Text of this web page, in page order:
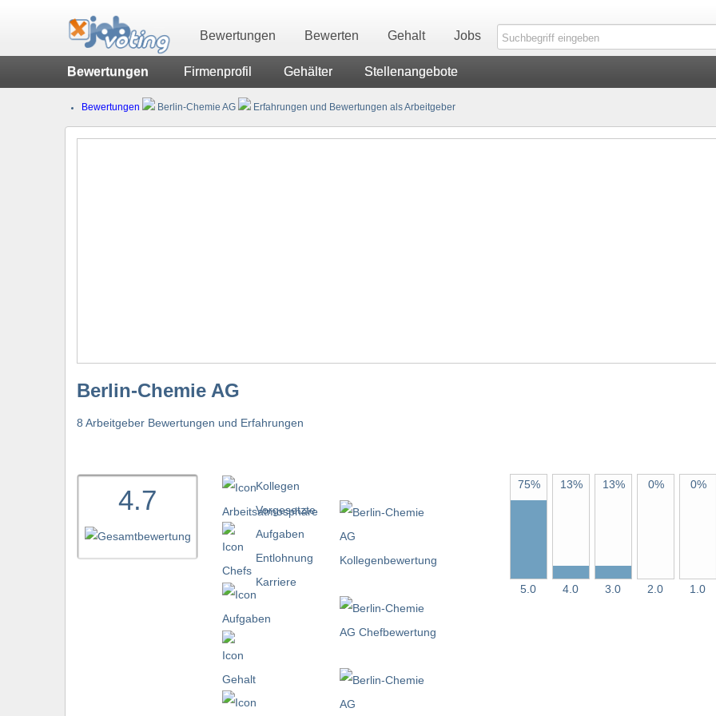
Bewertungen Bewerten Gehalt Jobs
Bewertungen Firmenprofil Gehälter Stellenangebote
Bewertungen Berlin-Chemie AG Erfahrungen und Bewertungen als Arbeitgeber
Berlin-Chemie AG
8 Arbeitgeber Bewertungen und Erfahrungen
4.7
Kollegen
Vorgesetzte
Aufgaben
Entlohnung
Karriere
75%
5.0
13%
4.0
13%
3.0
0%
2.0
0%
1.0